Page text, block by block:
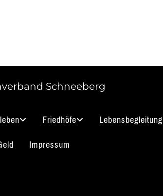
Schneeberg
Friedhöfe Lebensbegleitung
Impressum